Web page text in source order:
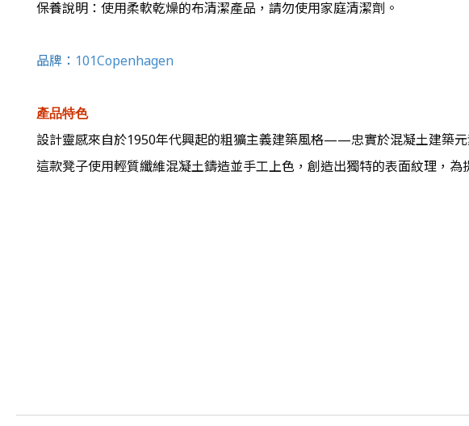
保養說明：使用柔軟乾燥的布清潔產品，請勿使用家庭清潔劑。
品牌： 101Copenhagen
產品特色
設計靈感來自於1950年代興起的粗獷主義建築風格——忠實於混凝土建築元
這款凳子使用輕質纖維混凝土鑄造並手工上色，創造出獨特的表面紋理，